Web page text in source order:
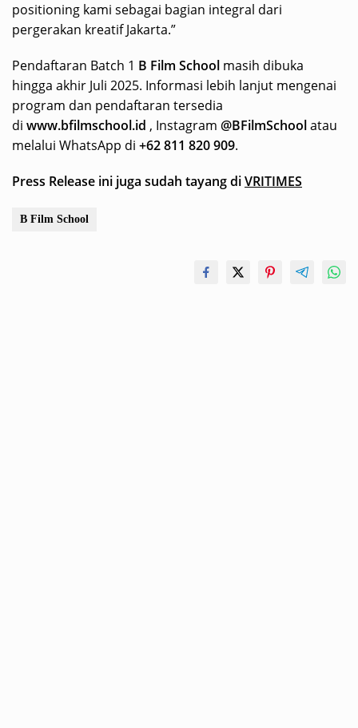
positioning kami sebagai bagian integral dari
pergerakan kreatif Jakarta.”
Pendaftaran Batch 1 B Film School masih dibuka
hingga akhir Juli 2025. Informasi lebih lanjut mengenai
program dan pendaftaran tersedia
di www.bfilmschool.id , Instagram @BFilmSchoolatau
melalui WhatsApp di +62 811 820 909.
Press Release ini juga sudah tayang diVRITIMES
B Film School